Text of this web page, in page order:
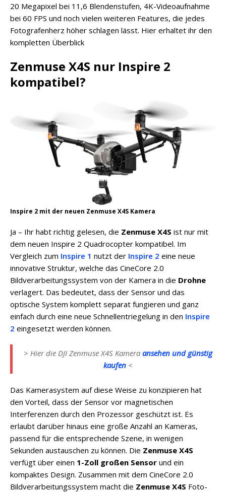
20 Megapixel bei 11,6 Blendenstufen, 4K-Videoaufnahme
bei 60 FPS und noch vielen weiteren Features, die jedes
Fotografenherz höher schlagen lässt. Hier erhaltet ihr den
kompletten Überblick
Zenmuse X4S nur Inspire 2
kompatibel?
Inspire 2 mit der neuen Zenmuse X4S Kamera
Ja – Ihr habt richtig gelesen, die Zenmuse X4S ist nur mit
dem neuen Inspire 2 Quadrocopter kompatibel. Im
Vergleich zum Inspire 1 nutzt der Inspire 2 eine neue
innovative Struktur, welche das CineCore 2.0
Bildverarbeitungssystem von der Kamera in die Drohne
verlagert. Das bedeutet, dass der Sensor und das
optische System komplett separat fungieren und ganz
einfach durch eine neue Schnellentriegelung in den Inspire
2 eingesetzt werden können.
> Hier die DJI Zenmuse X4S Kamera ansehen und günstig
kaufen <
Das Kamerasystem auf diese Weise zu konzipieren hat
den Vorteil, dass der Sensor vor magnetischen
Interferenzen durch den Prozessor geschützt ist. Es
erlaubt darüber hinaus eine große Anzahl an Kameras,
passend für die entsprechende Szene, in wenigen
Sekunden austauschen zu können. Die Zenmuse X4S
verfügt über einen 1-Zoll großen Sensor und ein
kompaktes Design. Zusammen mit dem CineCore 2.0
Bildverarbeitungssystem macht die Zenmuse X4S Foto-